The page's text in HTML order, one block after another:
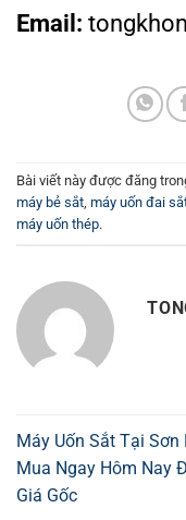
Email:
Bài viết này được đăng
máy bẻ sắt, máy uốn đai
máy uốn thép.
Máy Uốn Sắt Tại Sơn
Mua Ngay Hôm Nay
Giá Gốc